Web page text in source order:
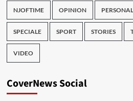
NJOFTIME OPINION
SPECIALE SPORT STORIES
VIDEO
CoverNews Social